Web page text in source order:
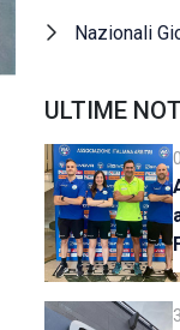
Nazionali
ULTIME
C